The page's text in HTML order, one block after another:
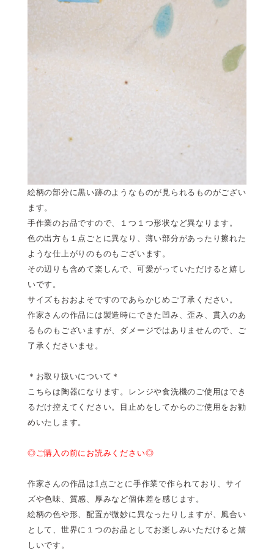
絵柄の部分に黒い跡のようなものが見られるものがござい
ます。
手作業のお品ですので、１つ１つ形状など異なります。
色の出方も１点ごとに異なり、薄い部分があったり擦れた
ような仕上がりのものもございます。
その辺りも含めて楽しんで、可愛がっていただけると嬉し
いです。
サイズもおおよそですのであらかじめご了承ください。
作家さんの作品には製造時にできた凹み、歪み、貫入のあ
るものもございますが、ダメージではありませんので、ご
了承くださいませ。
＊お取り扱いについて＊
こちらは陶器になります。レンジや食洗機のご使用はでき
るだけ控えてください。目止めをしてからのご使用をお勧
めいたします。
◎ご購入の前にお読みください◎
作家さんの作品は1点ごとに手作業で作られており、サイ
ズや色味、質感、厚みなど個体差を感じます。
絵柄の色や形、配置が微妙に異なったりしますが、風合い
として、世界に１つのお品としてお楽しみいただけると嬉
しいです。